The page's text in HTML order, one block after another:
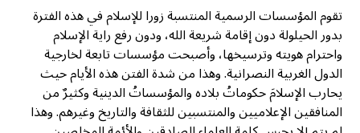
تقوم المؤسسات الرسمية المنتسبة زورا للإسلام في هذه الفترة
بدور الحيلولة دون إقامة شريعة الله، ودون رفع راية الإسلام
واحترام هويته وترسيخها، وأصبحت مؤسسات تابعة لخارجية
الدول الغربية النصرانية. وهذا من شدة الفتن هذه الأيام حيث
يحارب الإسلامَ حكوماتُ بلاده والمؤسساتُ الدينية وكثيرٌ من
المنافقين الإعلاميين والمنتسبين للثقافة والتاريخ وغيرهم. وهذا